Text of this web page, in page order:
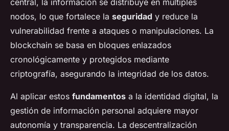
central, la información se distribuye en múltiples
nodos, lo que fortalece la seguridad y reduce la
vulnerabilidad frente a ataques o manipulaciones. La
blockchain se basa en bloques enlazados
cronológicamente y protegidos mediante
criptografía, asegurando la integridad de los datos.
Al aplicar estos fundamentos a la identidad digital, la
gestión de información personal adquiere mayor
autonomía y transparencia. La descentralización